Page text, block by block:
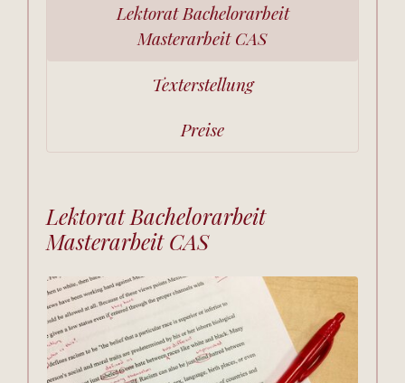
Lektorat Bachelorarbeit
Masterarbeit CAS
Texterstellung
Preise
Lektorat Bachelorarbeit
Masterarbeit CAS